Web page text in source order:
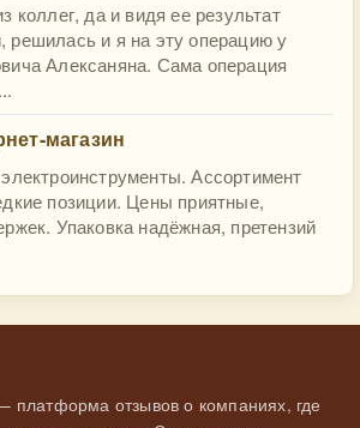
коллег, да и видя ее результат
решилась и я на эту операцию у
Алексаняна. Сама операция
магазин
Ассортимент
позиции. Цены приятные,
Упаковка надёжная, претензий
платформа отзывов о компаниях, где